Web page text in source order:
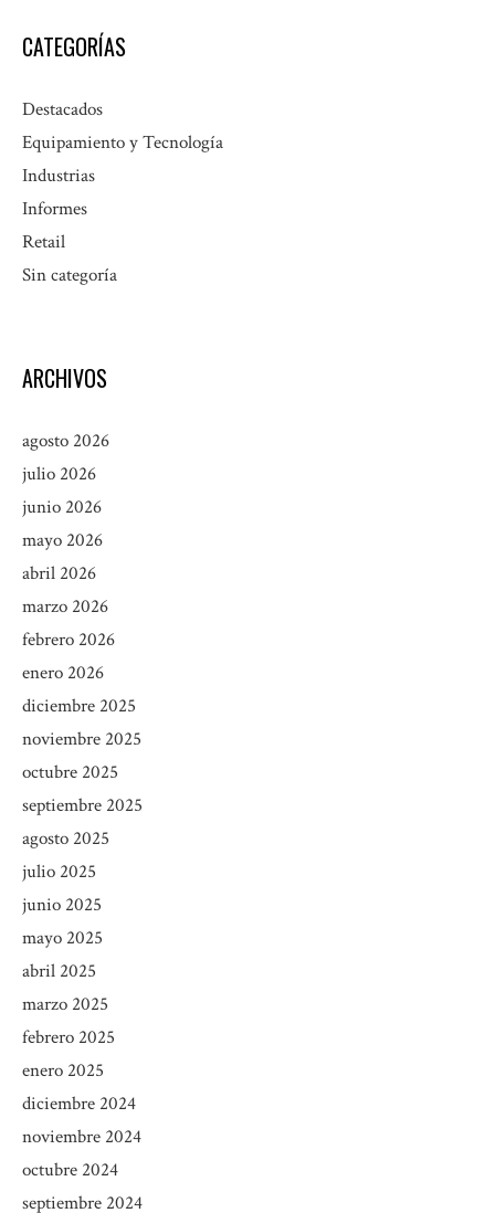
CATEGORÍAS
Destacados
Equipamiento y Tecnología
Industrias
Informes
Retail
Sin categoría
ARCHIVOS
agosto 2026
julio 2026
junio 2026
mayo 2026
abril 2026
marzo 2026
febrero 2026
enero 2026
diciembre 2025
noviembre 2025
octubre 2025
septiembre 2025
agosto 2025
julio 2025
junio 2025
mayo 2025
abril 2025
marzo 2025
febrero 2025
enero 2025
diciembre 2024
noviembre 2024
octubre 2024
septiembre 2024